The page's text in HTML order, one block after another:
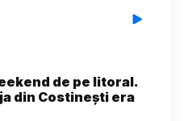
de pe litoral.
din Costinești era